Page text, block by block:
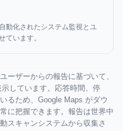
動化されたシステム監視とユ
ています。
ーザーからの報告に基づいて、
しています。応答時間、停
るため、Google Maps がダウ
に把握できます。報告は世界中
スキャンシステムから収集さ